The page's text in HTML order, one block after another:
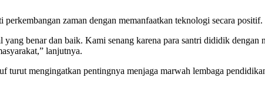
zaman dengan memanfaatkan teknologi secara positif.
benar dan baik. Kami senang karena para santri dididik dengan
lanjutnya.
mengingatkan pentingnya menjaga marwah lembaga